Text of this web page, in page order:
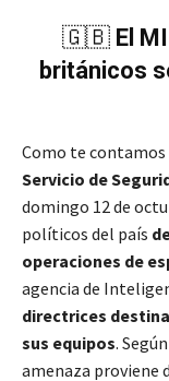
🇬🇧 El
británicos
Como te contamos
Servicio de
domingo 12 de
políticos del país
operaciones de
agencia de
directrices
sus equipos.
amenaza proviene